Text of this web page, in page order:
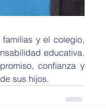
y el colegio,
educativa.
confianza y
sus hijos.